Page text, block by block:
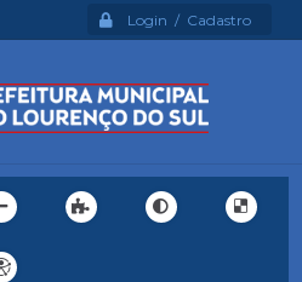
Login / Cadastro